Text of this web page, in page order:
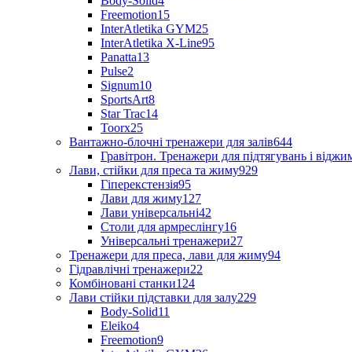
Freemotion15
InterAtletika GYM25
InterAtletika X-Line95
Panatta13
Pulse2
Signum10
SportsArt8
Star Trac14
Toorx25
Вантажно-блочні тренажери для залів644
Гравітрон. Тренажери для підтягувань і
Лави, стійки для преса та жиму929
Гіперекстензія95
Лави для жиму127
Лави універсальні42
Столи для армреслінгу16
Універсальні тренажери27
Тренажери для преса, лави для жиму94
Гідравлічні тренажери22
Комбіновані станки124
Лави стійки підставки для залу229
Body-Solid11
Eleiko4
Freemotion9